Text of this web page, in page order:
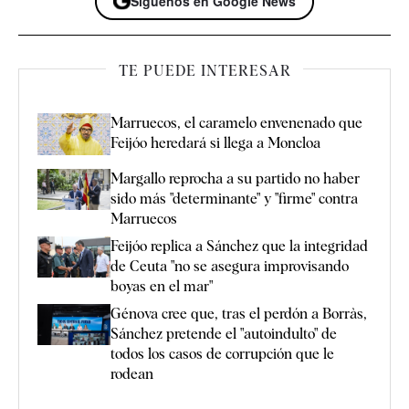
TE PUEDE INTERESAR
Marruecos, el caramelo envenenado que
Feijóo heredará si llega a Moncloa
Margallo reprocha a su partido no haber
sido más "determinante" y "firme" contra
Marruecos
Feijóo replica a Sánchez que la integridad
de Ceuta "no se asegura improvisando
boyas en el mar"
Génova cree que, tras el perdón a Borràs,
Sánchez pretende el "autoindulto" de
todos los casos de corrupción que le
rodean